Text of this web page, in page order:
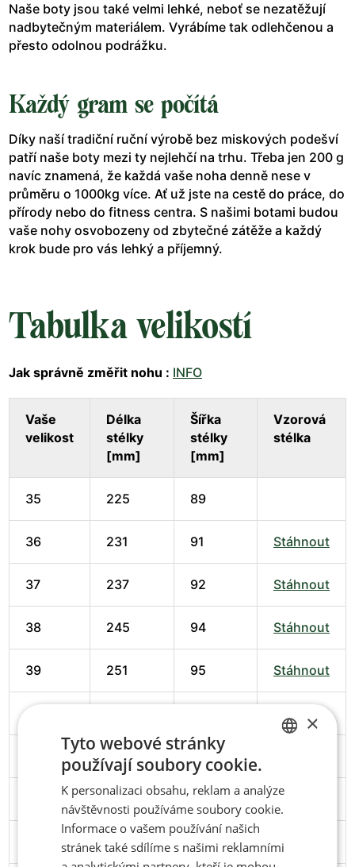
Naše boty jsou také velmi lehké, neboť se nezatěžují
nadbytečným materiálem. Vyrábíme tak odlehčenou a
přesto odolnou podrážku.
Každý gram se počítá
Díky naší tradiční ruční výrobě bez miskových podešví
patří naše boty mezi ty nejlehčí na trhu. Třeba jen 200 g
navíc znamená, že každá vaše noha denně nese v
průměru o 1000kg více. Ať už jste na cestě do práce, do
přírody nebo do fitness centra. S našimi botami budou
vaše nohy osvobozeny od zbytečné zátěže a každý
krok bude pro vás lehký a příjemný.
Tabulka velikostí
Jak správně změřit nohu : INFO
Vaše
velikost
Délka
stélky
[mm]
Šířka
stélky
[mm]
Vzorová
stélka
35 225 89
36 231 91 Stáhnout
37 237 92 Stáhnout
38 245 94 Stáhnout
39 251 95 Stáhnout
Stáhnout
266
274 102 Stáhnout
279 103 Stáhnout
ENGLISH
×
Tyto webové stránky
používají soubory cookie.
K personalizaci obsahu, reklam a analýze
návštěvnosti používáme soubory cookie.
Informace o vašem používání našich
stránek také sdílíme s našimi reklamními